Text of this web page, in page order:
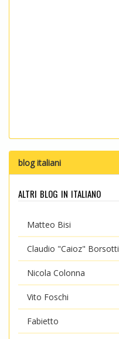
blog italiani
altri blog in italiano
Matteo Bisi
Claudio "Caioz" Borsotti
Nicola Colonna
Vito Foschi
Fabietto